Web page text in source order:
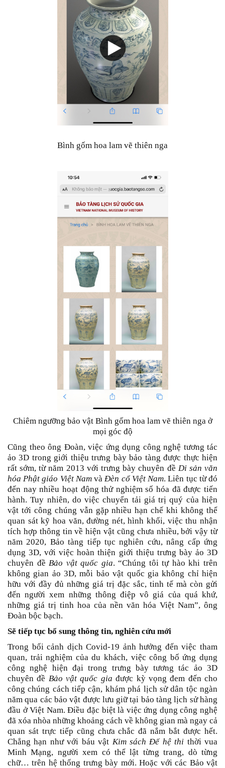
Bình gốm hoa lam vẽ thiên nga
Chiêm ngưỡng bảo vật Bình gốm hoa lam vẽ thiên nga ở
mọi góc độ
Cũng theo ông Đoàn, việc ứng dụng công nghệ tương tác
ảo 3D trong giới thiệu trưng bày bảo tàng được thực hiện
rất sớm, từ năm 2013 với trưng bày chuyên đề Di sản văn
hóa Phật giáo Việt NamvàĐèn cổ Việt Nam. Liên tục từ đó
đến nay nhiều hoạt động thử nghiệm số hóa đã được tiến
hành. Tuy nhiên, do việc chuyển tải giá trị quý của hiện
vật tới công chúng vẫn gặp nhiều hạn chế khi không thể
quan sát kỹ hoa văn, đường nét, hình khối, việc thu nhận
tích hợp thông tin về hiện vật cũng chưa nhiều, bởi vậy từ
năm 2020, Bảo tàng tiếp tục nghiên cứu, nâng cấp ứng
dụng 3D, với việc hoàn thiện giới thiệu trưng bày ảo 3D
chuyên đềBảo vật quốc gia. “Chúng tôi tự hào khi trên
không gian ảo 3D, mỗi bảo vật quốc gia không chỉ hiện
hữu với đầy đủ những giá trị đặc sắc, tinh tế mà còn gửi
đến người xem những thông điệp vô giá của quá khứ,
những giá trị tinh hoa của nền văn hóa Việt Nam”, ông
Đoàn bộc bạch.
Sẽ tiếp tục bổ sung thông tin, nghiên cứu mới
Trong bối cảnh dịch Covid-19 ảnh hưởng đến việc tham
quan, trải nghiệm của du khách, việc công bố ứng dụng
công nghệ hiện đại trong trưng bày tương tác ảo 3D
chuyên đề Bảo vật quốc gia được kỳ vọng đem đến cho
công chúng cách tiếp cận, khám phá lịch sử dân tộc ngàn
năm qua các bảo vật được lưu giữ tại bảo tàng lịch sử hàng
đầu ở Việt Nam. Điều đặc biệt là việc ứng dụng công nghệ
đã xóa nhòa những khoảng cách về không gian mà ngay cả
quan sát trực tiếp cũng chưa chắc đã nắm bắt được hết.
Chẳng hạn như với báu vật Kim sách Đế hệ thi thời vua
Minh Mạng, người xem có thể lật từng trang, dò từng
chữ… trên hệ thống trưng bày mới. Hoặc với các Bảo vật